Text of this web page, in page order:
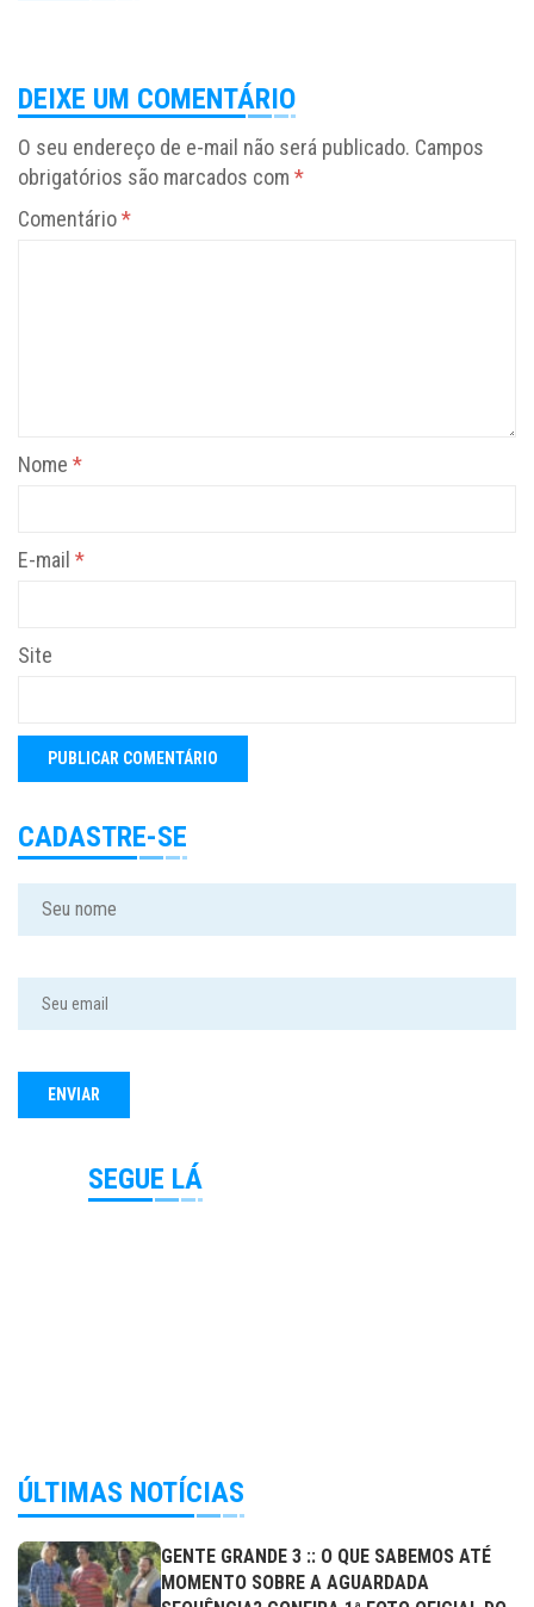
DEIXE UM COMENTÁRIO
O seu endereço de e-mail não será publicado. Campos
obrigatórios são marcados com *
Comentário*
Nome *
E-mail *
Site
CADASTRE-SE
SEGUE LÁ
ÚLTIMAS NOTÍCIAS
GENTE GRANDE 3 :: O QUE SABEMOS ATÉ
MOMENTO SOBRE A AGUARDADA